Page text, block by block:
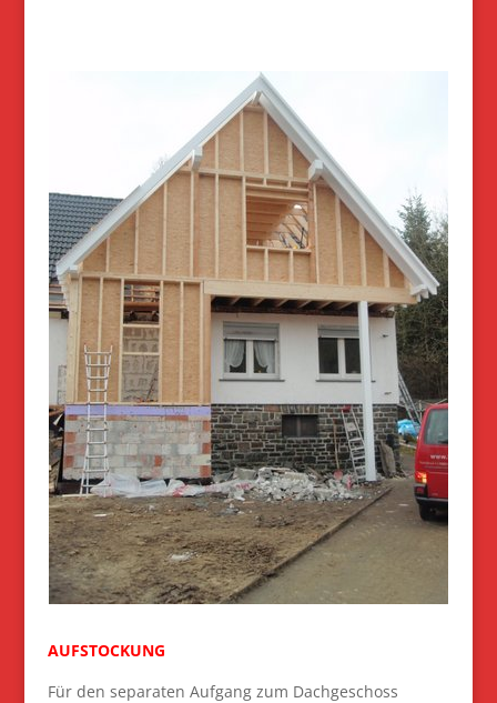
AUFSTOCKUNG
Für den separaten Aufgang zum Dachgeschoss